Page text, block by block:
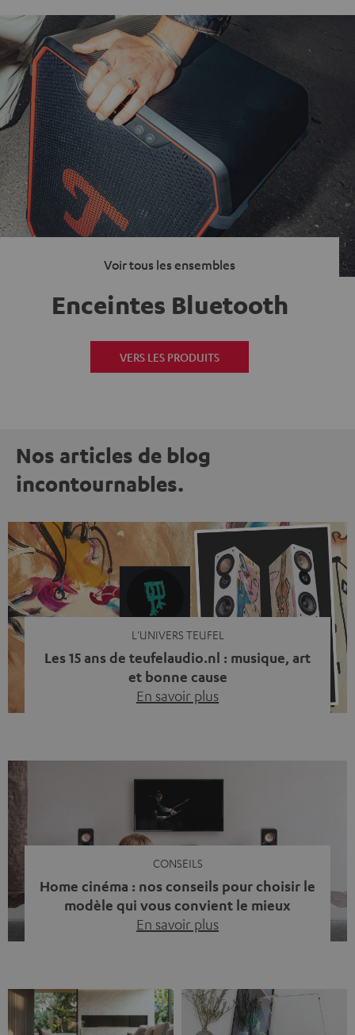
Voir tous les ensembles
Enceintes Bluetooth
VERS LES PRODUITS
Nos articles de blog
incontournables.
L'UNIVERS TEUFEL
Les 15 ans de teufelaudio.nl : musique, art
et bonne cause
En savoir plus
quelque chose qui reflète ce que représente Teufel :
célébrer le pouvoir du son et redonner quelque chose à
la société. La musique fait bien plus que simplement
sonner bien. […]
CONSEILS
Home cinéma : nos conseils pour choisir le
modèle qui vous convient le mieux
En savoir plus
dialogue est couvert par un bruit de fond… et adieu
l’immersion. Rassurez-vous, on a tous vécu ça. Mais la